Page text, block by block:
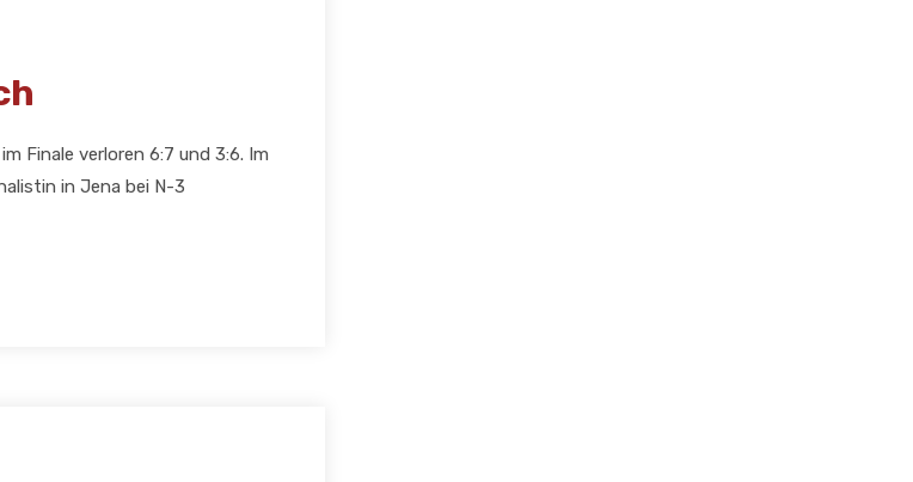
Finale verloren 6:7 und 3:6. Im
in Jena bei N-3